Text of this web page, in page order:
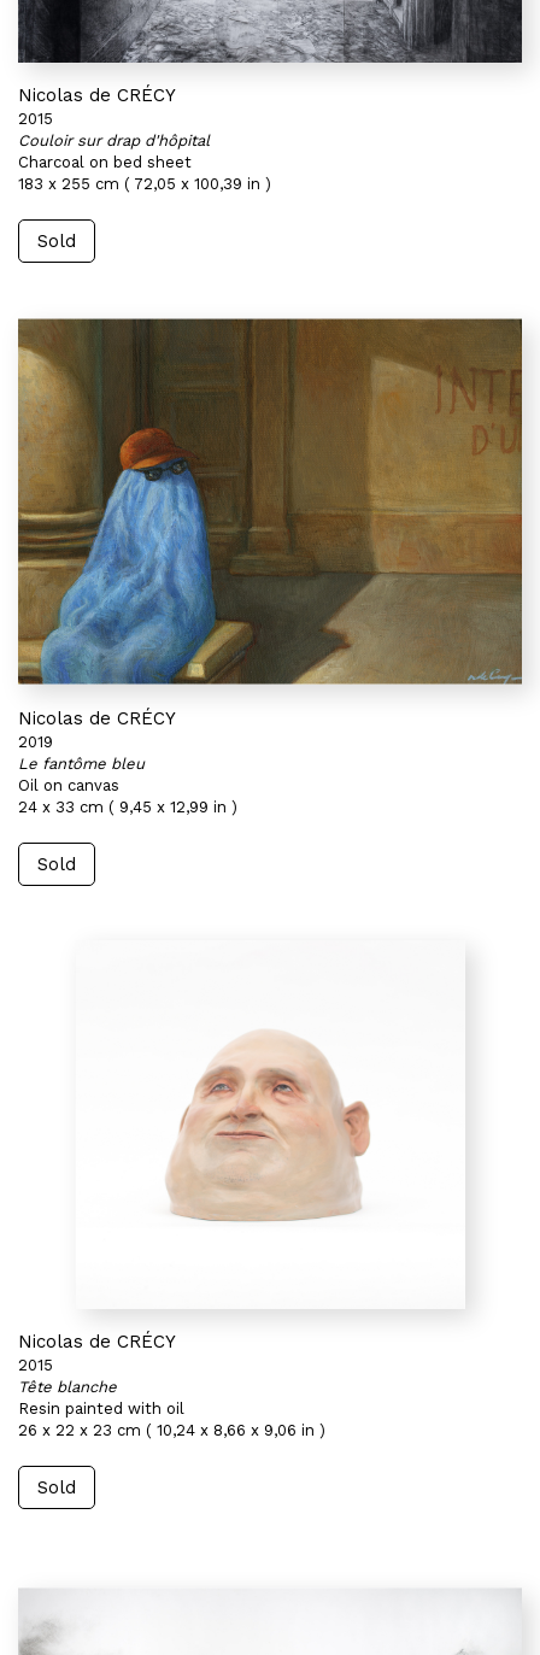
Nicolas de CRÉCY
2015
Couloir sur drap d'hôpital
Charcoal on bed sheet
183 x 255 cm ( 72,05 x 100,39 in )
Sold
Nicolas de CRÉCY
2019
Le fantôme bleu
Oil on canvas
24 x 33 cm ( 9,45 x 12,99 in )
Sold
Nicolas de CRÉCY
2015
Tête blanche
Resin painted with oil
26 x 22 x 23 cm ( 10,24 x 8,66 x 9,06 in )
Sold